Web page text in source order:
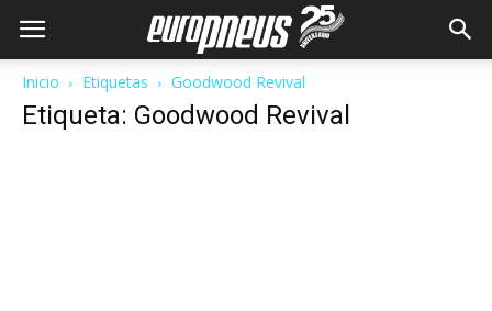
Inicio Etiquetas Goodwood Revival
Etiqueta: Goodwood Revival